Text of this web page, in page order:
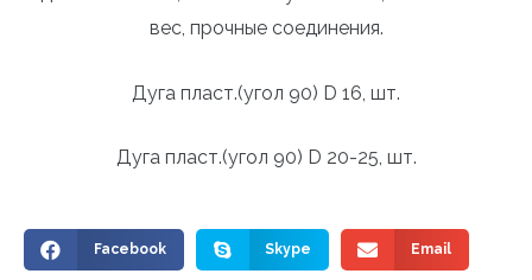
вес, прочные соединения.
Дуга пласт.(угол 90) D 16, шт.
Дуга пласт.(угол 90) D 20-25, шт.
Facebook Skype Email